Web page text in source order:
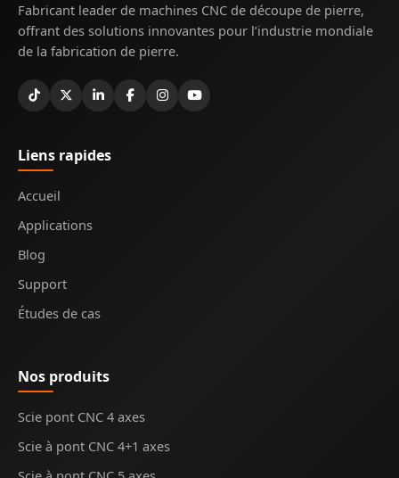
Fabricant leader de machines CNC de découpe de pierre,
offrant des solutions innovantes pour l’industrie mondiale
de la fabrication de pierre.
Liens rapides
Accueil
Applications
Blog
Support
Études de cas
Nos produits
Scie pont CNC 4 axes
Scie à pont CNC 4+1 axes